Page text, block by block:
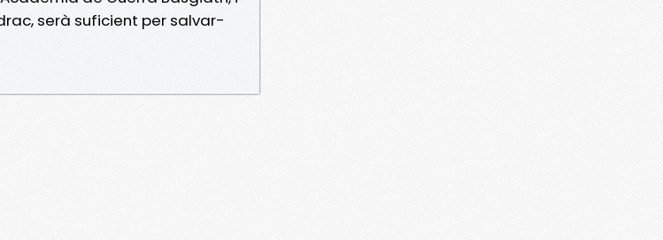
serà suficient per salvar-